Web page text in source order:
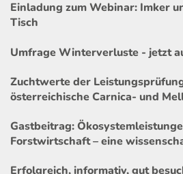
Einladung zum Webinar: Imker
Tisch
Umfrage Winterverluste - jetzt
Zuchtwerte der
österreichische Carnica- und
Gastbeitrag:
Forstwirtschaft – eine
Erfolgreich, informativ, gut